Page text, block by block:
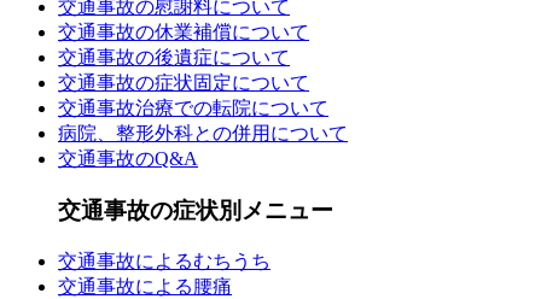
交通事故の慰謝料について
交通事故の休業補償について
交通事故の後遺症について
交通事故の症状固定について
交通事故治療での転院について
病院、整形外科との併用について
交通事故のQ&A
交通事故の症状別メニュー
交通事故によるむちうち
交通事故による腰痛